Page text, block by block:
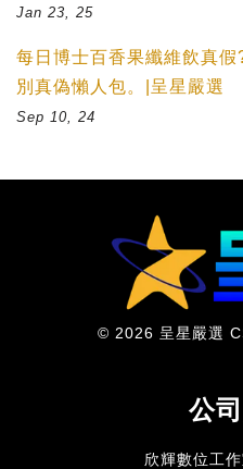
Jan 23, 25
每日博士百香果纖維飲真
別真偽懶人包。|呈星嚴選
Sep 10, 24
© 2026 呈星嚴選
公
欣輝數位工